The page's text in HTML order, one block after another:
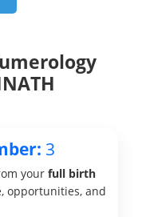
3
your full birth
opportunities, and